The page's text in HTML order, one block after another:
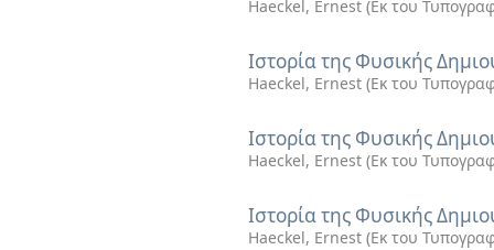
Haeckel, Ernest (Εκ του
Ιστορία της Φυσικής
Haeckel, Ernest (Εκ του
Ιστορία της Φυσικής
Haeckel, Ernest (Εκ του
Ιστορία της Φυσικής
Haeckel, Ernest (Εκ του